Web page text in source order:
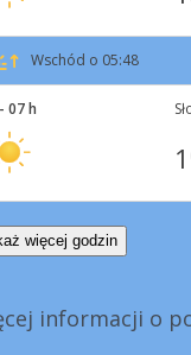
Wschód o 05:48
07 h
więcej godzin
informacji o